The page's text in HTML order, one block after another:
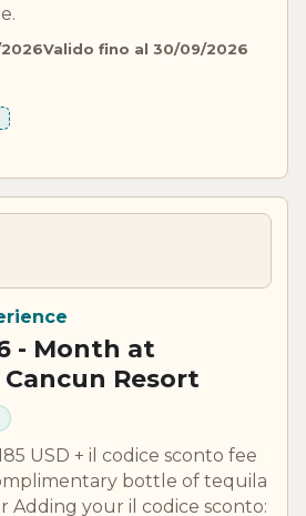
Valido fino al 30/09/2026
- Month at
Resort
USD + il codice sconto fee
bottle of tequila
Adding your il codice sconto: